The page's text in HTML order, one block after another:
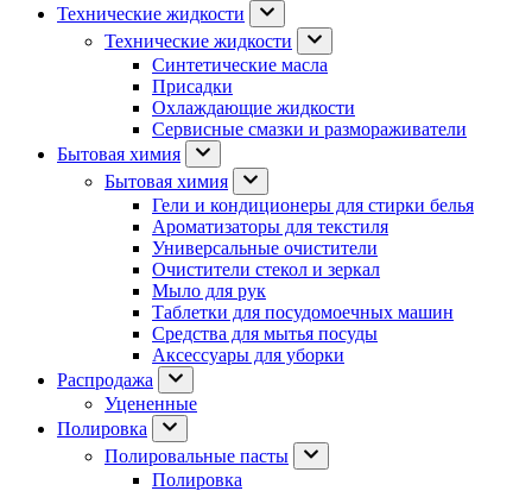
Технические жидкости
Технические жидкости
Синтетические масла
Присадки
Охлаждающие жидкости
Сервисные смазки и размораживатели
Бытовая химия
Бытовая химия
Гели и кондиционеры для стирки белья
Ароматизаторы для текстиля
Универсальные очистители
Очистители стекол и зеркал
Мыло для рук
Таблетки для посудомоечных машин
Средства для мытья посуды
Аксессуары для уборки
Распродажа
Уцененные
Полировка
Полировальные пасты
Полировка